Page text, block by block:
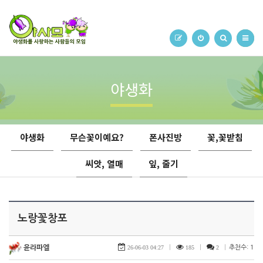
야생화
야생화 무슨꽃이예요? 폰사진방 꽃,꽃받침
씨앗, 열매 잎, 줄기
노랑꽃창포
윤라파엘 26-06-03 04:27 185 2 추천수: 1